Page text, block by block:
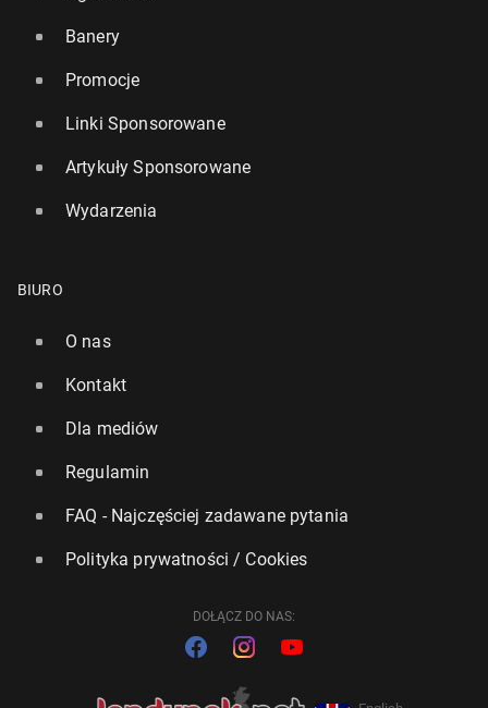
Banery
Promocje
Linki Sponsorowane
Artykuły Sponsorowane
Wydarzenia
BIURO
O nas
Kontakt
Dla mediów
Regulamin
FAQ - Najczęściej zadawane pytania
Polityka prywatności / Cookies
DOŁĄCZ DO NAS: